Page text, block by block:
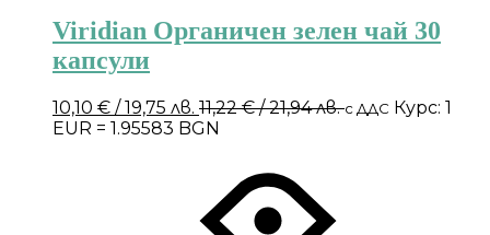
Viridian Органичен зелен чай 30
капсули
10,10 € / 19,75 лв. 11,22€/ 21,94 лв.с ДДС Курс: 1
EUR = 1.95583 BGN